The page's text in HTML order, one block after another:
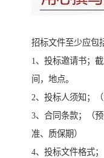
招标文件至少应包
1、投标邀请书；
间，地点。
2、投标人须知；（
3、合同条款；（
准、质保期）
4、投标文件格式